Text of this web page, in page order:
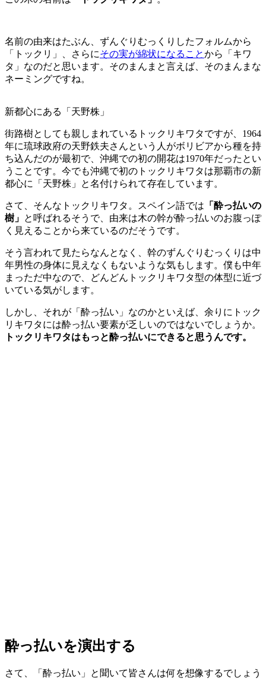
名前の由来はたぶん、ずんぐりむっくりしたフォルムから
「トックリ」、さらにその実が綿状になることから「キワ
タ」なのだと思います。そのまんまと言えば、そのまんまな
ネーミングですね。
新都心にある「天野株」
街路樹としても親しまれているトックリキワタですが、1964
年に琉球政府の天野鉄夫さんという人がボリビアから種を持
ち込んだのが最初で、沖縄での初の開花は1970年だったとい
うことです。今でも沖縄で初のトックリキワタは那覇市の新
都心に「天野株」と名付けられて存在しています。
さて、そんなトックリキワタ。スペイン語では 「酔っ払いの
樹」 と呼ばれるそうで、由来は木の幹が酔っ払いのお腹っぽ
く見えることから来ているのだそうです。
そう言われて見たらなんとなく、幹のずんぐりむっくりは中
年男性の身体に見えなくもないような気もします。僕も中年
まっただ中なので、どんどんトックリキワタ型の体型に近づ
いている気がします。
しかし、それが「酔っ払い」なのかといえば、余りにトック
リキワタには酔っ払い要素が乏しいのではないでしょうか。
トックリキワタはもっと酔っ払いにできると思うんです。
酔っ払いを演出する
さて、「酔っ払い」と聞いて皆さんは何を想像するでしょう